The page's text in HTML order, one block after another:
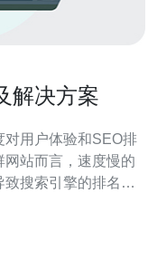
解决方案
对用户体验和SEO排
站而言，速度慢的
搜索引擎的排名下
速